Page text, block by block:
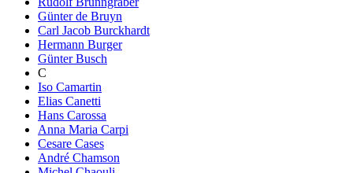
Günter de Bruyn
Carl Jacob Burckhardt
Hermann Burger
Günter Busch
C
Iso Camartin
Elias Canetti
Hans Carossa
Anna Maria Carpi
Cesare Cases
André Chamson